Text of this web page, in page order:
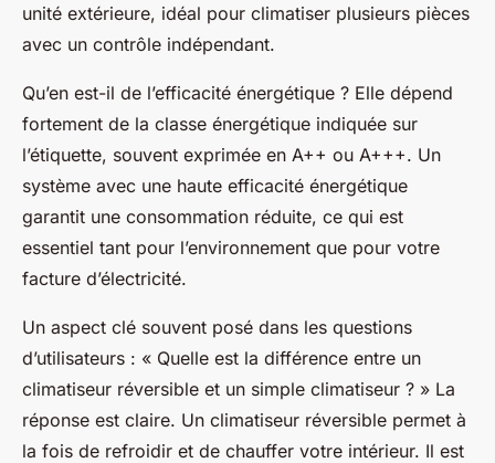
unité extérieure, idéal pour climatiser plusieurs pièces
avec un contrôle indépendant.
Qu’en est-il de l’efficacité énergétique ? Elle dépend
fortement de la classe énergétique indiquée sur
l’étiquette, souvent exprimée en A++ ou A+++. Un
système avec une haute efficacité énergétique
garantit une consommation réduite, ce qui est
essentiel tant pour l’environnement que pour votre
facture d’électricité.
Un aspect clé souvent posé dans les questions
d’utilisateurs : « Quelle est la différence entre un
climatiseur réversible et un simple climatiseur ? » La
réponse est claire. Un climatiseur réversible permet à
la fois de refroidir et de chauffer votre intérieur. Il est